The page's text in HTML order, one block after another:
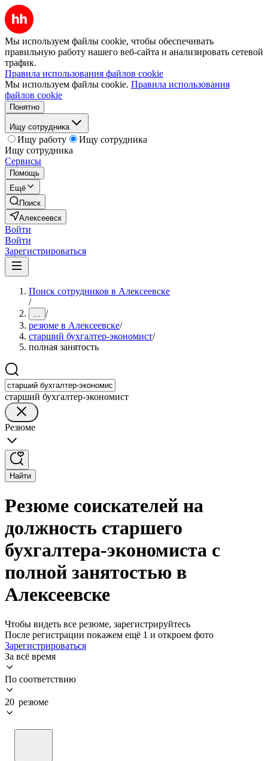
Мы используем файлы cookie, чтобы обеспечивать
правильную работу нашего веб-сайта и анализировать сетевой
трафик.
Правила использования файлов cookie
Мы используем файлы cookie. Правила использования
файлов cookie
Понятно
Ищу сотрудника
Ищу работу
Ищу сотрудника
Ищу сотрудника
Сервисы
Помощь
Ещё
Поиск
Алексеевск
Войти
Войти
Зарегистрироваться
Поиск сотрудников в Алексеевске
/
... /
резюме в Алексеевске/
старший бухгалтер-экономист/
полная занятость
старший бухгалтер-экономист
Резюме
Найти
Резюме соискателей на
должность старшего
бухгалтера-экономиста с
полной занятостью в
Алексеевске
Чтобы видеть все резюме, зарегистрируйтесь
После регистрации покажем ещё 1 и откроем фото
Зарегистрироваться
За всё время
По соответствию
20 резюме